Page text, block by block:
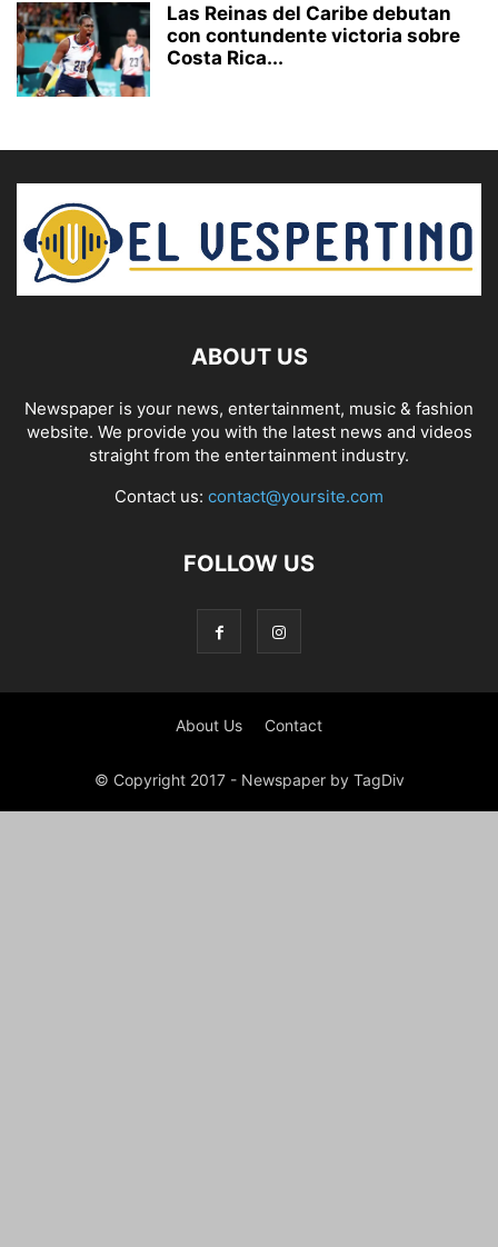
Las Reinas del Caribe debutan
con contundente victoria sobre
Costa Rica...
ABOUT US
Newspaper is your news, entertainment, music & fashion
website. We provide you with the latest news and videos
straight from the entertainment industry.
Contact us: contact@yoursite.com
FOLLOW US
About Us Contact
© Copyright 2017 - Newspaper by TagDiv